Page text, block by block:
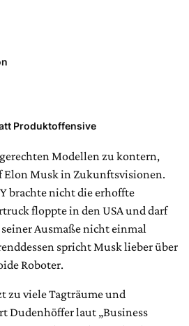
Produktoffensive
Modellen zu kontern,
Elon Musk in Zukunftsvisionen.
brachte nicht die erhoffte
floppte in den USA und darf
Ausmaße nicht einmal
spricht Musk lieber über
Roboter.
zu viele Tagträume und
Dudenhöffer laut „Business